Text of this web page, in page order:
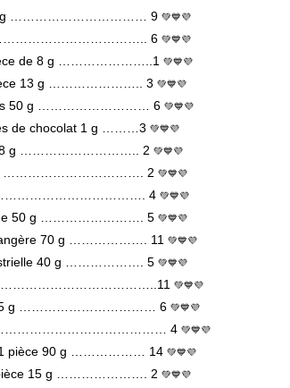
50 g …………………………… 9 💚💙💜
g ……………………………….. 6 💚💙💜
de 8 g …………………..1 💚💙💜
13 g ………………….. 3 💚💙💜
50 g ……………………… 6 💚💙💜
de chocolat 1 g ………3 💚💙💜
8 g ……………………….. 2 💚💙💜
g ……………………………. 2 💚💙💜
g ………………………………. 4 💚💙💜
50 g ……………………. 5 💚💙💜
70 g ………………. 11 💚💙💜
40 g ………………. 5 💚💙💜
💚💙💜
35 g …………………………… 6 💚💙💜
g …………………………………… 4 💚💙💜
1 pièce 90 g ……………… 14 💚💙💜
pièce 15 g …………………. 2 💚💙💜